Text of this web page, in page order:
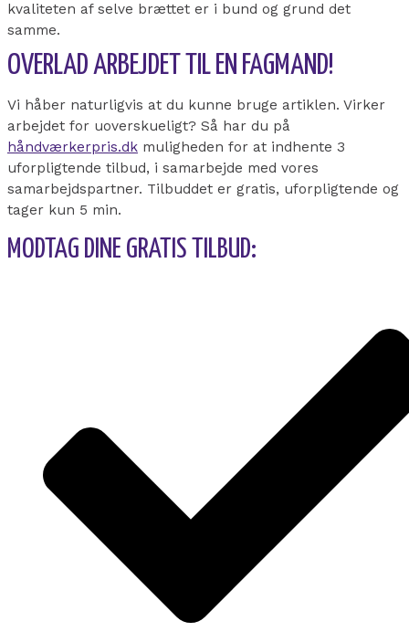
kvaliteten af selve brættet er i bund og grund det
samme.
OVERLAD ARBEJDET TIL EN FAGMAND!
Vi håber naturligvis at du kunne bruge artiklen. Virker
arbejdet for uoverskueligt? Så har du på
håndværkerpris.dk muligheden for at indhente 3
uforpligtende tilbud, i samarbejde med vores
samarbejdspartner. Tilbuddet er gratis, uforpligtende og
tager kun 5 min.
MODTAG DINE GRATIS TILBUD: